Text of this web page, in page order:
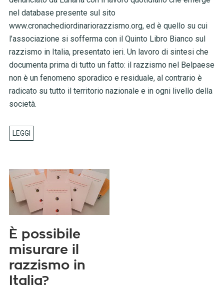
nel database presente sul sito
www.cronachediordinariorazzismo.org, ed è quello su cui
l’associazione si sofferma con il Quinto Libro Bianco sul
razzismo in Italia, presentato ieri. Un lavoro di sintesi che
documenta prima di tutto un fatto: il razzismo nel Belpaese
non è un fenomeno sporadico e residuale, al contrario è
radicato su tutto il territorio nazionale e in ogni livello della
società.
È possibile
misurare il
razzismo in
Italia?